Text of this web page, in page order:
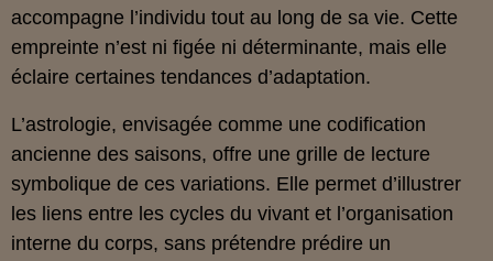
accompagne l’individu tout au long de sa vie. Cette
empreinte n’est ni figée ni déterminante, mais elle
éclaire certaines tendances d’adaptation.
L’astrologie, envisagée comme une codification
ancienne des saisons, offre une grille de lecture
symbolique de ces variations. Elle permet d’illustrer
les liens entre les cycles du vivant et l’organisation
interne du corps, sans prétendre prédire un